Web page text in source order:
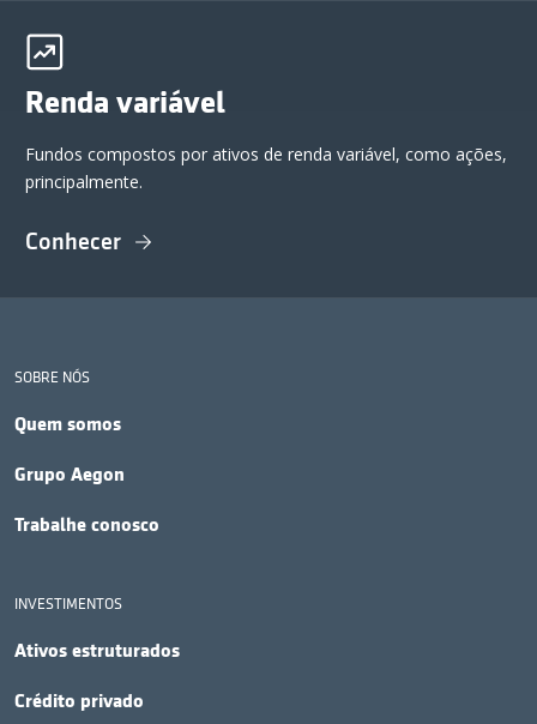
Renda variável
Fundos compostos por ativos de renda variável, como ações,
principalmente.
Conhecer
SOBRE NÓS
Quem somos
Grupo Aegon
Trabalhe conosco
INVESTIMENTOS
Ativos estruturados
Crédito privado